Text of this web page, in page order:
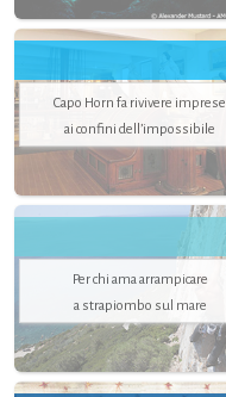
Capo Horn fa rivivere imprese
ai confini dell’impossibile
Per chi ama arrampicare
a strapiombo sul mare